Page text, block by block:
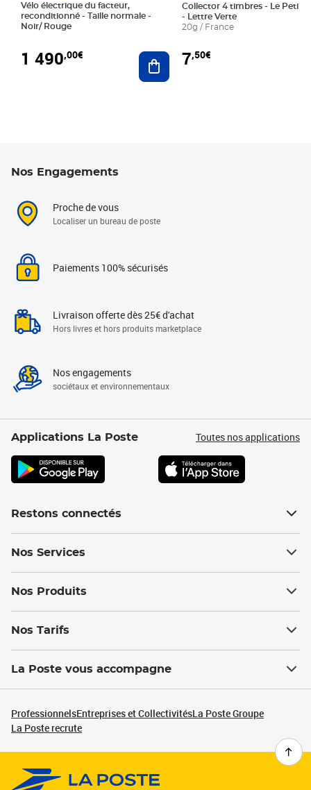
Vélo électrique du facteur,
reconditionné - Taille normale -
Noir/ Rouge
1 490,00€ Ajouter au panier
Collector 4 timbres - Le Petit
- Lettre Verte
20g / France
7,50€
Nos Engagements
Proche de vous
Localiser un bureau de poste
Paiements 100% sécurisés
Livraison offerte dès 25€ d'achat
Hors livres et hors produits marketplace
Nos engagements
sociétaux et environnementaux
Applications La Poste Toutes nos applications
Restons connectés
Nos Services
Nos Produits
Nos Tarifs
La Poste vous accompagne
ProfessionnelsEntreprises et CollectivitésLa Poste Groupe
La Poste recrute